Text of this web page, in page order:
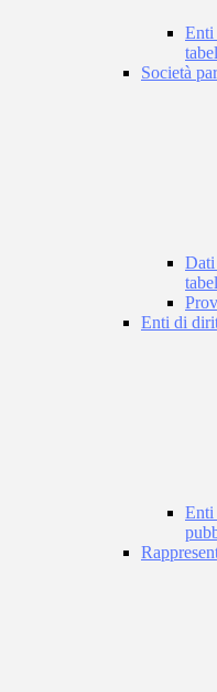
Enti
Società
Dati
Enti di
Enti